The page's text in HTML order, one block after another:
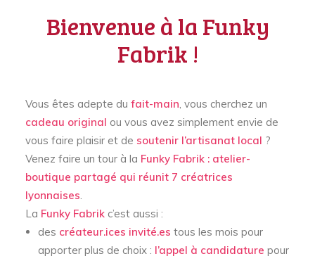
Bienvenue à la Funky
Fabrik !
Vous êtes adepte du fait-main, vous cherchez un
cadeau original ou vous avez simplement envie de
vous faire plaisir et de soutenir l’artisanat local ?
Venez faire un tour à la Funky Fabrik : atelier-
boutique partagé qui réunit 7 créatrices
lyonnaises.
La Funky Fabrik c’est aussi :
des créateur.ices invité.es tous les mois pour
apporter plus de choix : l’appel à candidature pour